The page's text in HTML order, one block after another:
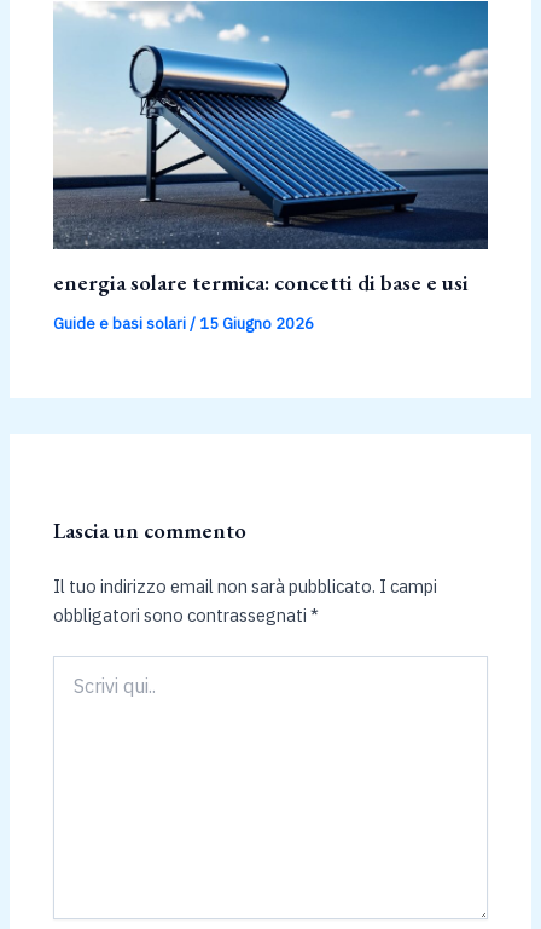
energia solare termica: concetti di base e usi
Guide e basi solari/ 15 Giugno 2026
Lascia un commento
Il tuo indirizzo email non sarà pubblicato. I campi
obbligatori sono contrassegnati*
qui..